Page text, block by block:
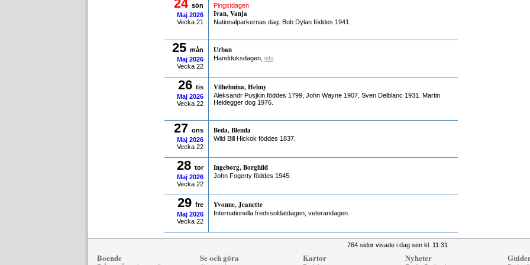
24 sön
Maj 2026
Vecka 21
Pingstdagen
Ivan, Vanja
Nationalparkernas dag. Bob Dylan föddes 1941.
25 mån
Maj 2026
Vecka 22
Urban
Handduksdagen, info
26 tis
Maj 2026
Vecka 22
Vilhelmina, Helmy
Aleksandr Pusjkin föddes 1799, John Wayne 1907, Sven Delblanc 1931. Martin
Heidegger dog 1976.
27 ons
Maj 2026
Vecka 22
Beda, Blenda
Wild Bill Hickok föddes 1837.
28 tor
Maj 2026
Vecka 22
Ingeborg, Borghild
John Fogerty föddes 1945.
29 fre
Maj 2026
Vecka 22
Yvonne, Jeanette
Internationella fredssoldatdagen, veterandagen.
764 sidor visade i dag sen kl. 11:31
Boende Se och göra Kartor Nyheter